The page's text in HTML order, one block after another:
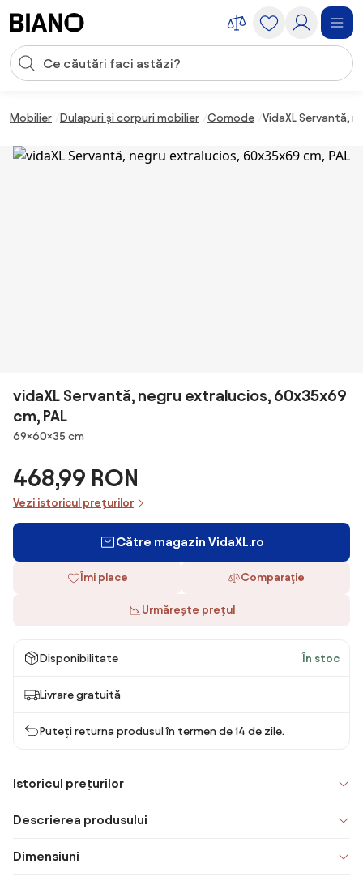
Introducerea căutării
Mobilier Dulapuri și corpuri mobilier Comode VidaXL Servantă,
vidaXL Servantă, negru extralucios, 60x35x69
cm, PAL
Dimensiuni
69×60×35 cm
468,99 RON
Vezi istoricul prețurilor
Către magazin VidaXL.ro
Îmi place Comparaţie
Urmărește prețul
Disponibilitate În stoc
Livrare gratuită
Puteți returna produsul în termen de 14 de zile.
Istoricul prețurilor
Descrierea produsului
Dimensiuni